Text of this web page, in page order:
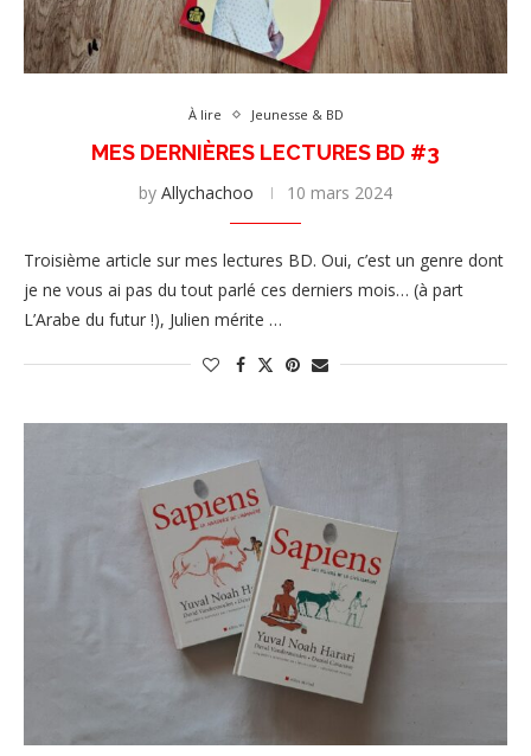
À lire Jeunesse & BD
MES DERNIÈRES LECTURES BD #3
by Allychachoo 10 mars 2024
Troisième article sur mes lectures BD. Oui, c’est un genre dont
je ne vous ai pas du tout parlé ces derniers mois… (à part
L’Arabe du futur !), Julien mérite …